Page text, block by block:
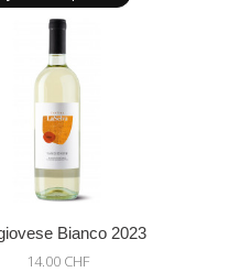
Bianco 2023
14.00 CHF